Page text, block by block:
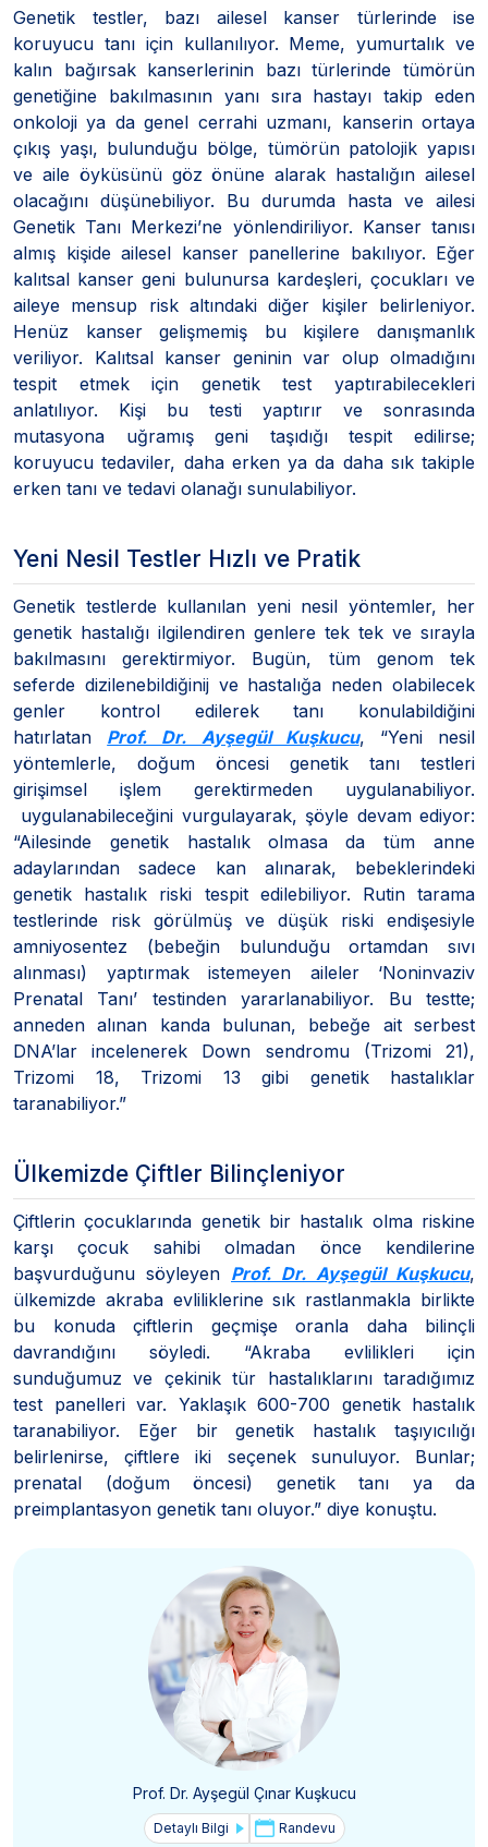
Genetik testler, bazı ailesel kanser türlerinde ise
koruyucu tanı için kullanılıyor. Meme, yumurtalık ve
kalın bağırsak kanserlerinin bazı türlerinde tümörün
genetiğine bakılmasının yanı sıra hastayı takip eden
onkoloji ya da genel cerrahi uzmanı, kanserin ortaya
çıkış yaşı, bulunduğu bölge, tümörün patolojik yapısı
ve aile öyküsünü göz önüne alarak hastalığın ailesel
olacağını düşünebiliyor. Bu durumda hasta ve ailesi
Genetik Tanı Merkezi’ne yönlendiriliyor. Kanser tanısı
almış kişide ailesel kanser panellerine bakılıyor. Eğer
kalıtsal kanser geni bulunursa kardeşleri, çocukları ve
aileye mensup risk altındaki diğer kişiler belirleniyor.
Henüz kanser gelişmemiş bu kişilere danışmanlık
veriliyor. Kalıtsal kanser geninin var olup olmadığını
tespit etmek için genetik test yaptırabilecekleri
anlatılıyor. Kişi bu testi yaptırır ve sonrasında
mutasyona uğramış geni taşıdığı tespit edilirse;
koruyucu tedaviler, daha erken ya da daha sık takiple
erken tanı ve tedavi olanağı sunulabiliyor.
Yeni Nesil Testler Hızlı ve Pratik
Genetik testlerde kullanılan yeni nesil yöntemler, her
genetik hastalığı ilgilendiren genlere tek tek ve sırayla
bakılmasını gerektirmiyor. Bugün, tüm genom tek
seferde dizilenebildiğinij ve hastalığa neden olabilecek
genler kontrol edilerek tanı konulabildiğini
hatırlatan Prof. Dr. Ayşegül Kuşkucu, “Yeni nesil
yöntemlerle, doğum öncesi genetik tanı testleri
girişimsel işlem gerektirmeden uygulanabiliyor.
uygulanabileceğini vurgulayarak, şöyle devam ediyor:
“Ailesinde genetik hastalık olmasa da tüm anne
adaylarından sadece kan alınarak, bebeklerindeki
genetik hastalık riski tespit edilebiliyor. Rutin tarama
testlerinde risk görülmüş ve düşük riski endişesiyle
amniyosentez (bebeğin bulunduğu ortamdan sıvı
alınması) yaptırmak istemeyen aileler ‘Noninvaziv
Prenatal Tanı’ testinden yararlanabiliyor. Bu testte;
anneden alınan kanda bulunan, bebeğe ait serbest
DNA’lar incelenerek Down sendromu (Trizomi 21),
Trizomi 18, Trizomi 13 gibi genetik hastalıklar
taranabiliyor.”
Ülkemizde Çiftler Bilinçleniyor
Çiftlerin çocuklarında genetik bir hastalık olma riskine
karşı çocuk sahibi olmadan önce kendilerine
başvurduğunu söyleyen Prof. Dr. Ayşegül Kuşkucu,
ülkemizde akraba evliliklerine sık rastlanmakla birlikte
bu konuda çiftlerin geçmişe oranla daha bilinçli
davrandığını söyledi. “Akraba evlilikleri için
sunduğumuz ve çekinik tür hastalıklarını taradığımız
test panelleri var. Yaklaşık 600-700 genetik hastalık
taranabiliyor. Eğer bir genetik hastalık taşıyıcılığı
belirlenirse, çiftlere iki seçenek sunuluyor. Bunlar;
prenatal (doğum öncesi) genetik tanı ya da
preimplantasyon genetik tanı oluyor.” diye konuştu.
Prof. Dr. Ayşegül Çınar Kuşkucu
Detaylı Bilgi Randevu